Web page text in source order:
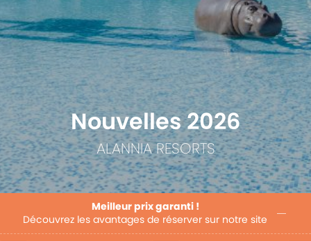
Nouvelles 2026
ALANNIA RESORTS
Meilleur prix garanti !
Découvrez les avantages de réserver sur notre site